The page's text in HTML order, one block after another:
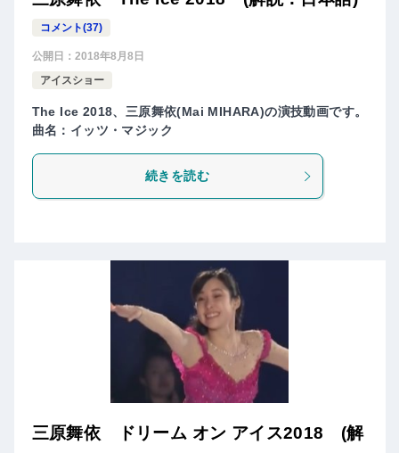
コメント(37)
公開日： 2018年8月8日
アイスショー
The Ice 2018、三原舞依(Mai MIHARA)の演技動画です。
曲名：イッツ・マジック
続きを読む
三原舞依 ドリーム オン アイス2018 (解